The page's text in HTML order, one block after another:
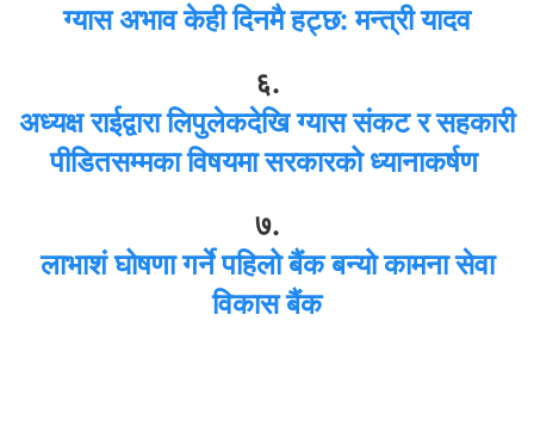
ग्यास अभाव केही दिनमै हट्छ: मन्त्री यादव
६.
अध्यक्ष राईद्वारा लिपुलेकदेखि ग्यास संकट र सहकारी
पीडितसम्मका विषयमा सरकारको ध्यानाकर्षण
७.
लाभाशं घोषणा गर्ने पहिलो बैंक बन्यो कामना सेवा
विकास बैंक